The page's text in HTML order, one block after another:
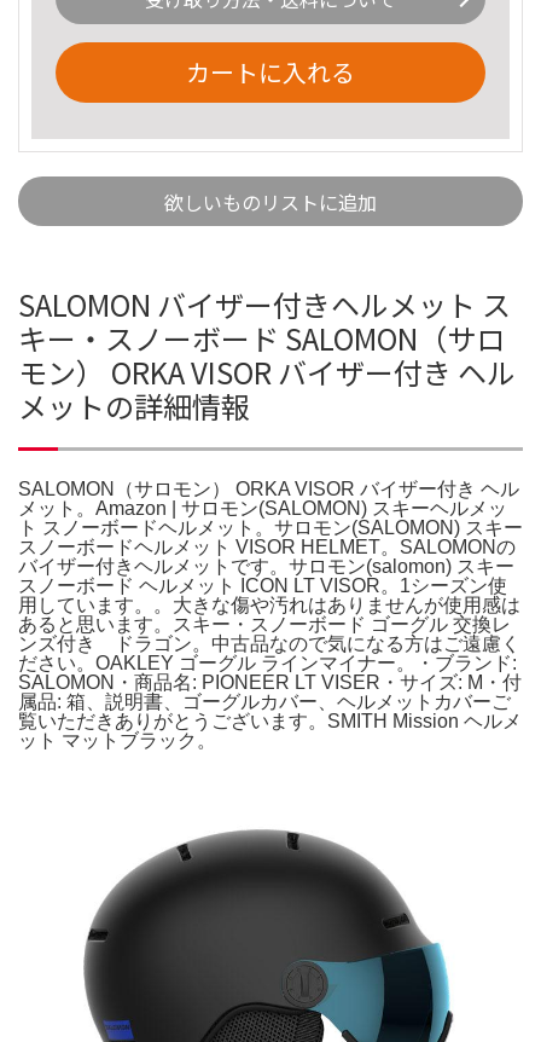
カートに入れる
欲しいものリストに追加
SALOMON バイザー付きヘルメット ス
キー・スノーボード SALOMON（サロ
モン） ORKA VISOR バイザー付き ヘル
メットの詳細情報
SALOMON（サロモン） ORKA VISOR バイザー付き ヘル
メット。Amazon | サロモン(SALOMON) スキーヘルメッ
ト スノーボードヘルメット。サロモン(SALOMON) スキー
スノーボードヘルメット VISOR HELMET。SALOMONの
バイザー付きヘルメットです。サロモン(salomon) スキー
スノーボード ヘルメット ICON LT VISOR。1シーズン使
用しています。。大きな傷や汚れはありませんが使用感は
あると思います。スキー・スノーボード ゴーグル 交換レ
ンズ付き ドラゴン。中古品なので気になる方はご遠慮く
ださい。OAKLEY ゴーグル ラインマイナー。・ブランド:
SALOMON・商品名: PIONEER LT VISER・サイズ: M・付
属品: 箱、説明書、ゴーグルカバー、ヘルメットカバーご
覧いただきありがとうございます。SMITH Mission ヘルメ
ット マットブラック。